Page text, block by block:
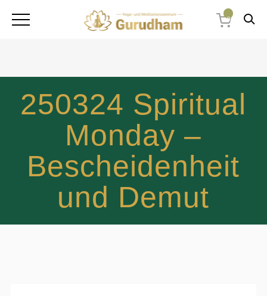
0
250324 Spiritual
Monday –
Bescheidenheit
und Demut